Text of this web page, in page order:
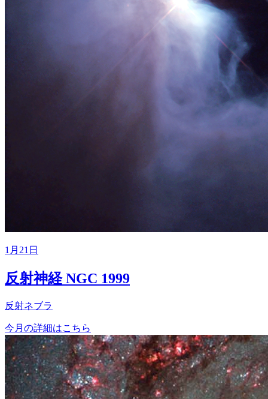
1月21日
反射神経 NGC 1999
反射ネブラ
今月の詳細はこちら